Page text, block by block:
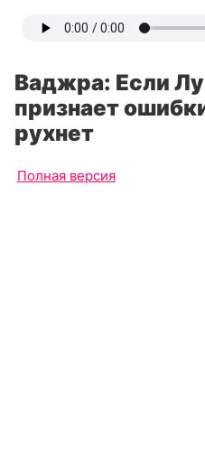
Ваджра: Если
признает
рухнет
Полная версия